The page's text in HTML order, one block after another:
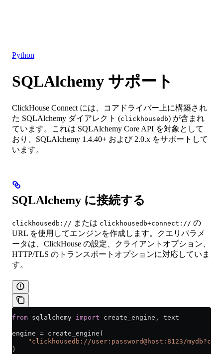
Python
SQLAlchemy サポート
ClickHouse Connect には、コアドライバー上に構築され
た SQLAlchemy ダイアレクト (clickhousedb) が含まれ
ています。これは SQLAlchemy Core API を対象として
おり、SQLAlchemy 1.4.40+ および 2.0.x をサポートして
います。
SQLAlchemy に接続する
clickhousedb:// または clickhousedb+connect:// の
URL を使用してエンジンを作成します。クエリパラメ
ータは、ClickHouse の設定、クライアントオプション、
HTTP/TLS のトランスポートオプションに対応していま
す。
from sqlalchemy import create_engine, text
engine = create_engine(
"clickhousedb://user:password@host:8123/
)